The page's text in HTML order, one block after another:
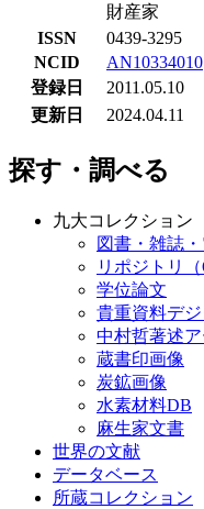
財産家
ISSN
0439-3295
NCID
AN10334010
登録日
2011.05.10
更新日
2024.04.11
探す・調べる
九大コレクション
図書・雑誌
リポジトリ（
学位論文
貴重資料デ
中村哲著述
蔵書印画像
炭鉱画像
水素材料DB
麻生家文書
世界の文献
データベース
所蔵コレクション